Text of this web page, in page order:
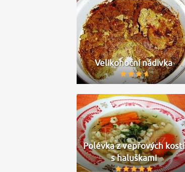
Velikonoční nádivka
Polévka z vepřových kostí
s haluškami